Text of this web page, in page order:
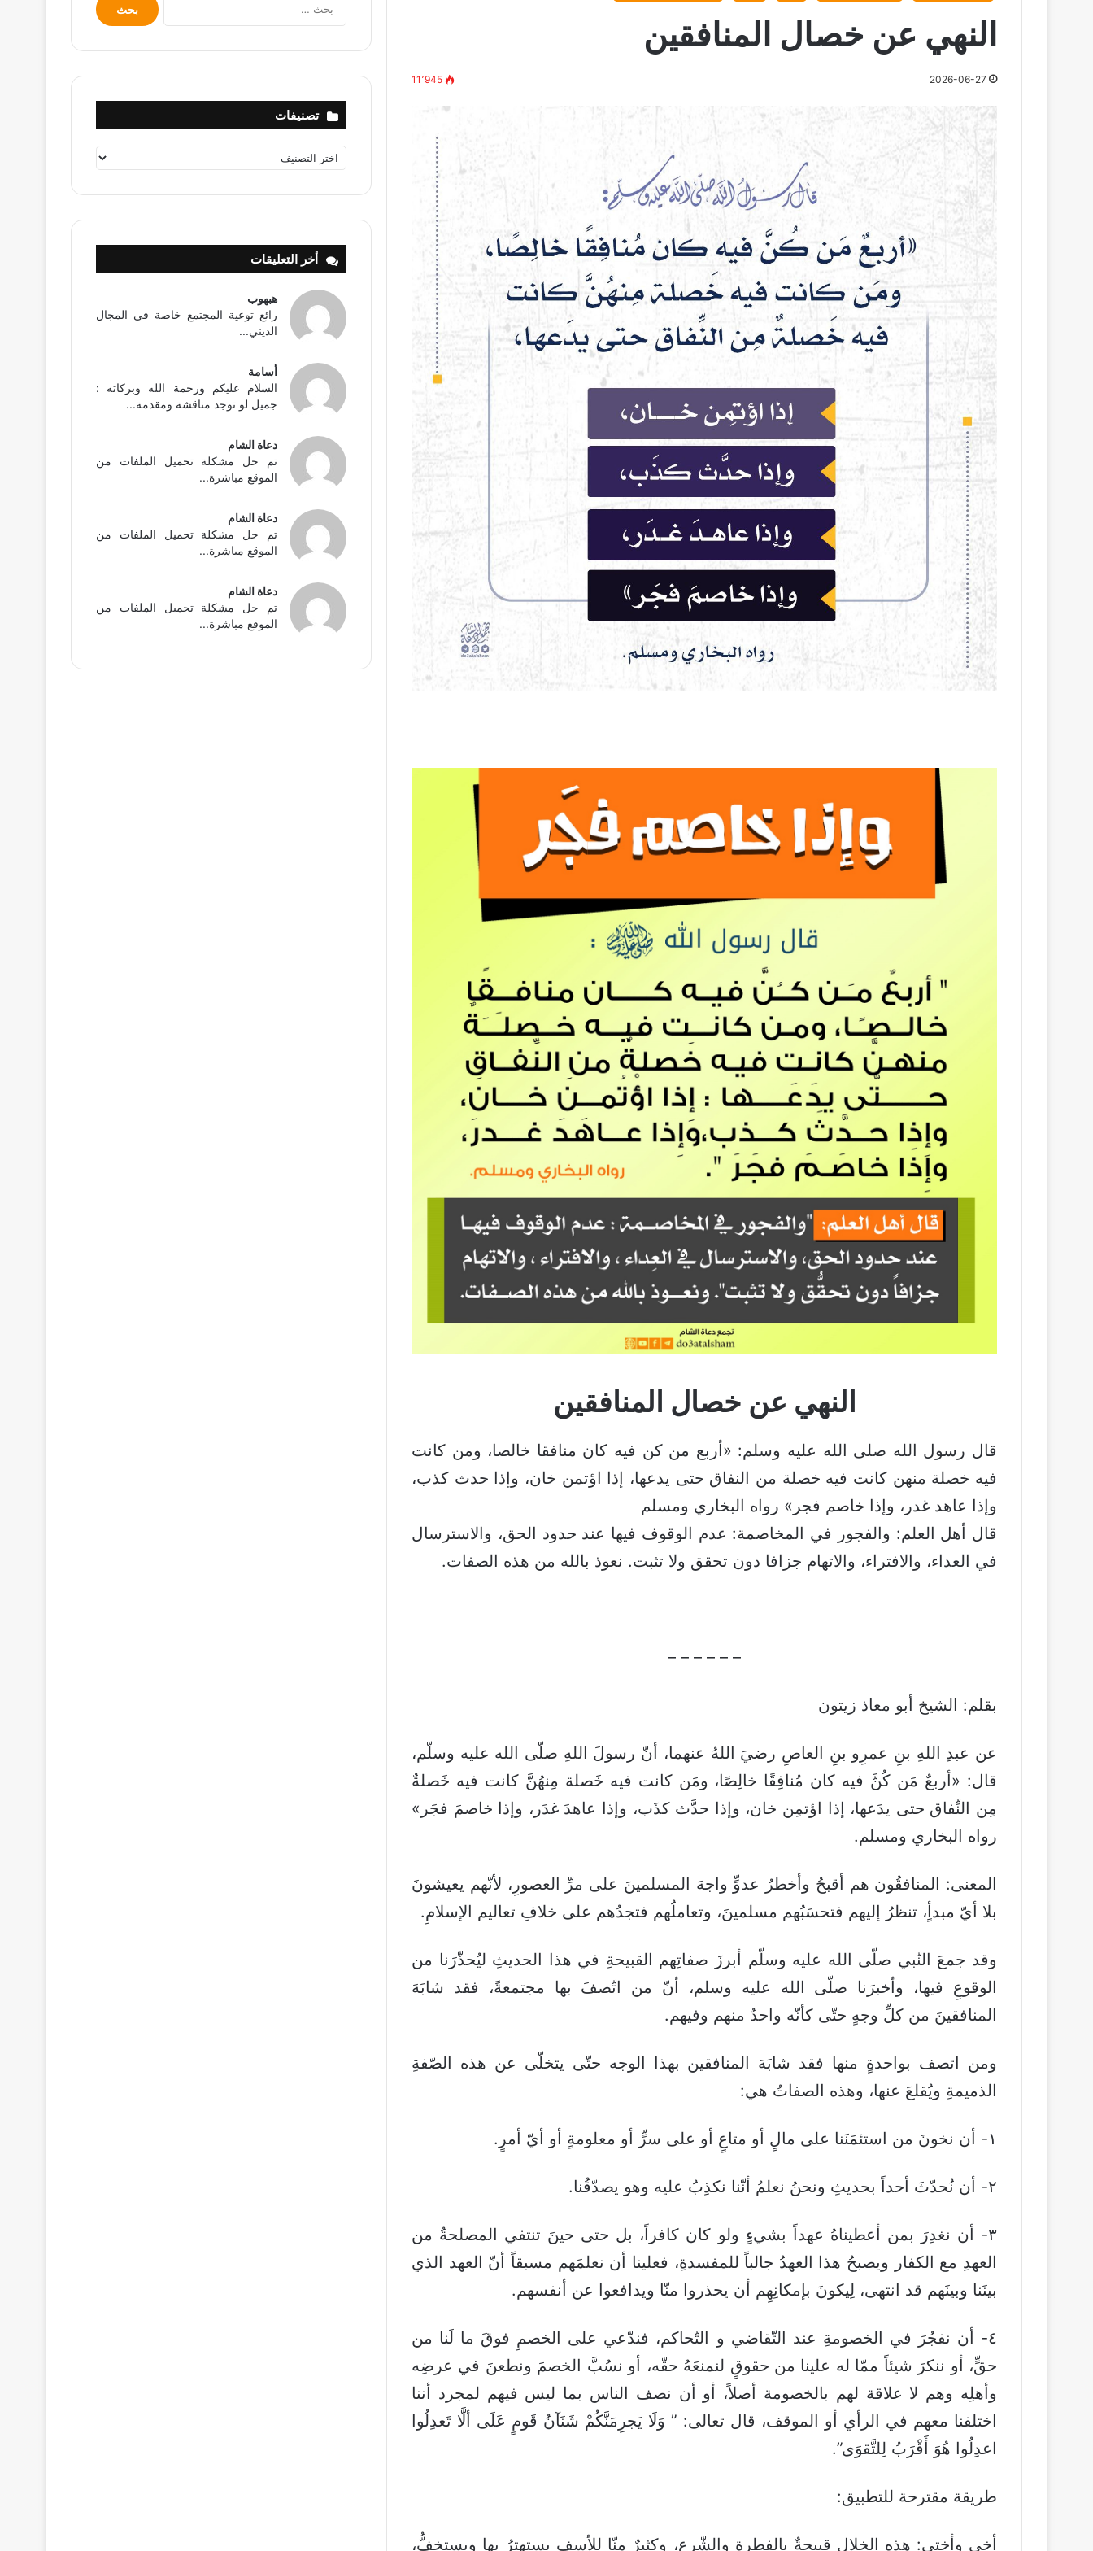
النهي عن خصال المنافقين
2026-06-27 11٬945
النهي عن خصال المنافقين
قال رسول الله صلى الله عليه وسلم: «أربع من كن فيه كان منافقا خالصا، ومن كانت
فيه خصلة منهن كانت فيه خصلة من النفاق حتى يدعها، إذا اؤتمن خان، وإذا حدث كذب،
وإذا عاهد غدر، وإذا خاصم فجر» رواه البخاري ومسلم
قال أهل العلم: والفجور في المخاصمة: عدم الوقوف فيها عند حدود الحق، والاسترسال
في العداء، والافتراء، والاتهام جزافا دون تحقق ولا تثبت. نعوذ بالله من هذه الصفات.
– – – – – –
بقلم: الشيخ أبو معاذ زيتون
عن عبدِ اللهِ بنِ عمرِو بنِ العاصِ رضيَ اللهُ عنهما، أنّ رسولَ اللهِ صلّى الله عليه وسلّم،
قال: «أربعٌ مَن كُنَّ فيه كان مُنافِقًا خالِصًا، ومَن كانت فيه خَصلة مِنهُنَّ كانت فيه خَصلةٌ
مِن النِّفاق حتى يدَعها، إذا اؤتمِن خان، وإذا حدَّث كذَب، وإذا عاهدَ غدَر، وإذا خاصمَ فجَر»
رواه البخاري ومسلم.
المعنى: المنافقُون هم أقبحُ وأخطرُ عدوٍّ واجهَ المسلمينَ على مرِّ العصورِ، لأنّهم يعيشونَ
بلا أيّ مبدأٍ، تنظرُ إليهم فتحسَبُهم مسلمينَ، وتعاملُهم فتجدُهم على خلافِ تعاليم الإسلامِ.
وقد جمعَ النّبي صلّى الله عليه وسلّم أبرزَ صفاتِهم القبيحةِ في هذا الحديثِ ليُحذّرَنا من
الوقوعِ فيها، وأخبرَنا صلّى الله عليه وسلم، أنّ من اتّصفَ بها مجتمعةً، فقد شابَهَ
المنافقينَ من كلِّ وجهٍ حتّى كأنّه واحدٌ منهم وفيهم.
ومن اتصف بواحدةٍ منها فقد شابَهَ المنافقين بهذا الوجه حتّى يتخلّى عن هذه الصّفةِ
الذميمةِ ويُقلعَ عنها، وهذه الصفاتُ هي:
١- أن نخونَ من استئمَنَنا على مالٍ أو متاعٍ أو على سرٍّ أو معلومةٍ أو أيّ أمرٍ.
٢- أن نُحدّثَ أحداً بحديثِ ونحنُ نعلمُ أنّنا نكذِبُ عليه وهو يصدّقُنا.
٣- أن نغدِرَ بمن أعطيناهُ عهداً بشيءٍ ولو كان كافراً، بل حتى حينَ تنتفي المصلحةُ من
العهدِ مع الكفار ويصبحُ هذا العهدُ جالباً للمفسدةِ، فعلينا أن نعلمَهم مسبقاً أنّ العهد الذي
بينَنا وبينَهم قد انتهى، لِيكونَ بإمكانِهِم أن يحذروا منّا ويدافعوا عن أنفسهم.
٤- أن نفجُرَ في الخصومةِ عند التّقاضي و التّحاكم، فندّعي على الخصمِ فوقَ ما لَنا من
حقٍّ، أو ننكرَ شيئاً ممّا له علينا من حقوقٍ لنمنعَهُ حقّه، أو نسُبَّ الخصمَ ونطعنَ في عرضِه
وأهلِه وهم لا علاقة لهم بالخصومة أصلاً، أو أن نصف الناس بما ليس فيهم لمجرد أننا
اختلفنا معهم في الرأي أو الموقف، قال تعالى: ” وَلَا يَجرِمَنَّكُمْ شَنَآنُ قَومٍ عَلَى ألَّا تَعدِلُوا
اعدِلُوا هُوَ أَقْرَبُ لِلتَّقوَى”.
طريقة مقترحة للتطبيق:
أخي وأختي: هذه الخلال قبيحةٌ بالفطرة والشّرع، وكثيرٌ منّا للأسفِ يستهترُ بها ويستخفُّ،
عن:
تصنيفات
تصنيفات
أخر التعليقات
هبهوب
رائع توعية المجتمع خاصة في المجال
الديني...
أسامة
السلام عليكم ورحمة الله وبركاته :
جميل لو توجد مناقشة ومقدمة...
دعاة الشام
تم حل مشكلة تحميل الملفات من
الموقع مباشرة...
دعاة الشام
تم حل مشكلة تحميل الملفات من
الموقع مباشرة...
دعاة الشام
تم حل مشكلة تحميل الملفات من
الموقع مباشرة...